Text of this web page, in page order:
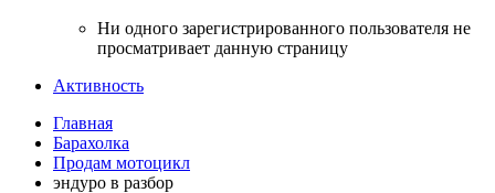
Ни одного зарегистрированного пользователя не
просматривает данную страницу
Активность
Главная
Барахолка
Продам мотоцикл
эндуро в разбор